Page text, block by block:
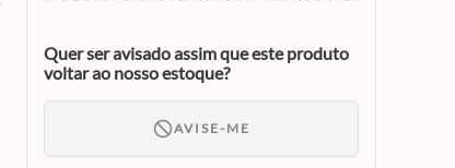
Quer ser avisado assim que este produto
voltar ao nosso estoque?
AVISE-ME